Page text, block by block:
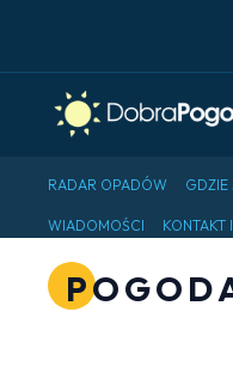
RADAR OPADÓW GDZIE
WIADOMOŚCI KONTAKT